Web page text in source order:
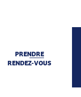
PRENDRE
RENDEZ-VOUS